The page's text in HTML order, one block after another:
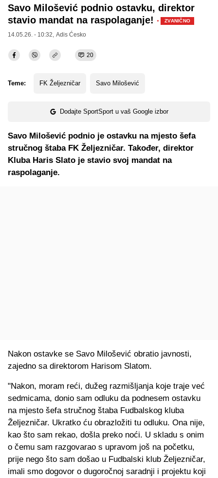
Savo Milošević podnio ostavku, direktor
stavio mandat na raspolaganje! · ZVANIČNO
14.05.26. - 10:32, Adis Ćesko
20
Teme: FK Željezničar Savo Milošević
Dodajte SportSport u vaš Google izbor
Savo Milošević podnio je ostavku na mjesto šefa
stručnog štaba FK Željezničar. Također, direktor
Kluba Haris Slato je stavio svoj mandat na
raspolaganje.
Nakon ostavke se Savo Milošević obratio javnosti,
zajedno sa direktorom Harisom Slatom.
"Nakon, moram reći, dužeg razmišljanja koje traje već
sedmicama, donio sam odluku da podnesem ostavku
na mjesto šefa stručnog štaba Fudbalskog kluba
Željezničar. Ukratko ću obrazložiti tu odluku. Ona nije,
kao što sam rekao, došla preko noći. U skladu s onim
o čemu sam razgovarao s upravom još na početku,
prije nego što sam došao u Fudbalski klub Željezničar,
imali smo dogovor o dugoročnoj saradnji i projektu koji